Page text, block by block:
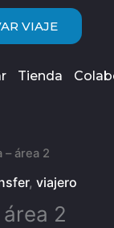
VIAJE
Tienda
– área 2
, viajero
2